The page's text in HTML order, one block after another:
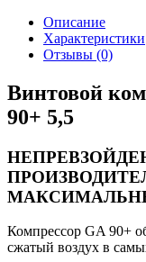
Описание
Характеристики
Отзывы (0)
Винтовой
90+ 5,5
Компрессор GA 90+
сжатый воздух в